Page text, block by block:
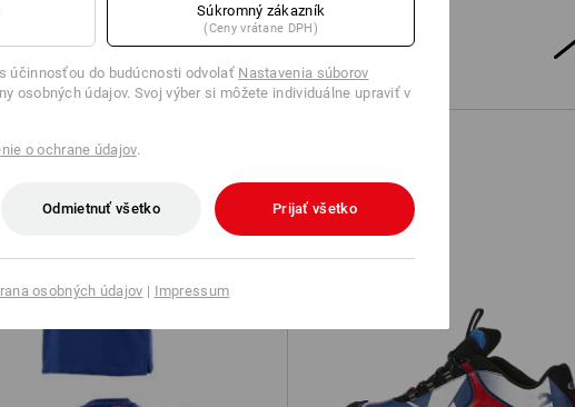
e.s. S3 bezpečnostné poltopánky
Turais
Súkromný zákazník
(Ceny vrátane DPH)
účinnosťou do budúcnosti odvolať Nastavenia súborov
osobných údajov. Svoj výber si môžete individuálne upraviť v
o ochrane údajov.
Odmietnuť všetko Prijať všetko
osobných údajov | Impressum